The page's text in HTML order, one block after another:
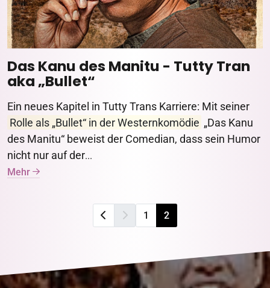
Das Kanu des Manitu - Tutty Tran
aka „Bullet“
Ein neues Kapitel in Tutty Trans Karriere: Mit seiner
Rolle als „Bullet“ in der Westernkomödie „Das Kanu
des Manitu“ beweist der Comedian, dass sein Humor
nicht nur auf der...
Mehr
1 2